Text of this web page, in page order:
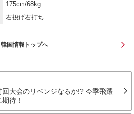
175cm/68kg
右投げ右打ち
韓国情報トップへ
回大会のリベンジなるか!? 今季飛躍
待！